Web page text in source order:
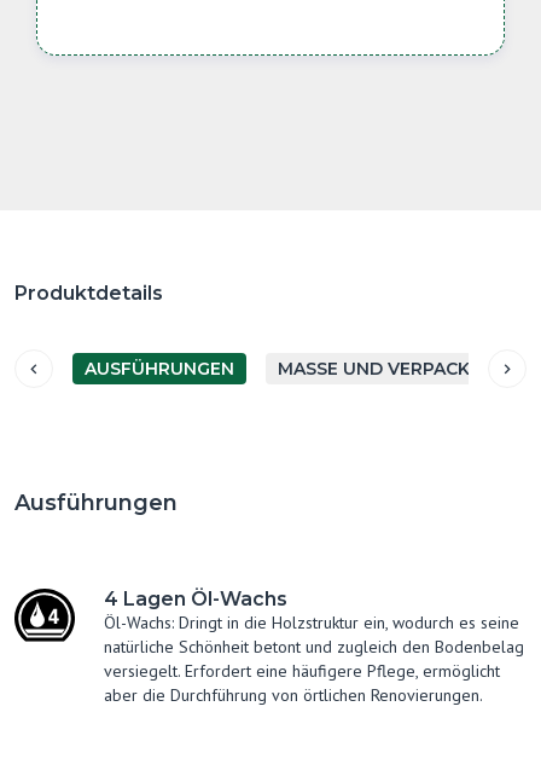
Produktdetails
AUSFÜHRUNGEN MASSE UND VERPACKUNG
Ausführungen
4 Lagen Öl-Wachs
Öl-Wachs: Dringt in die Holzstruktur ein, wodurch es seine
natürliche Schönheit betont und zugleich den Bodenbelag
versiegelt. Erfordert eine häufigere Pflege, ermöglicht
aber die Durchführung von örtlichen Renovierungen.